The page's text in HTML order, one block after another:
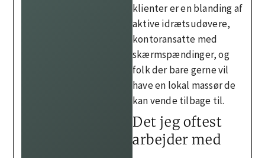
klienter er en blanding af
aktive idrætsudøvere,
kontoransatte med
skærmspændinger, og
folk der bare gerne vil
have en lokal massør de
kan vende tilbage til.
Det jeg oftest
arbejder med